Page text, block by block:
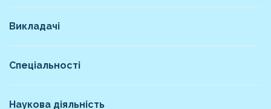
Викладачі
Спеціальності
Наукова діяльність